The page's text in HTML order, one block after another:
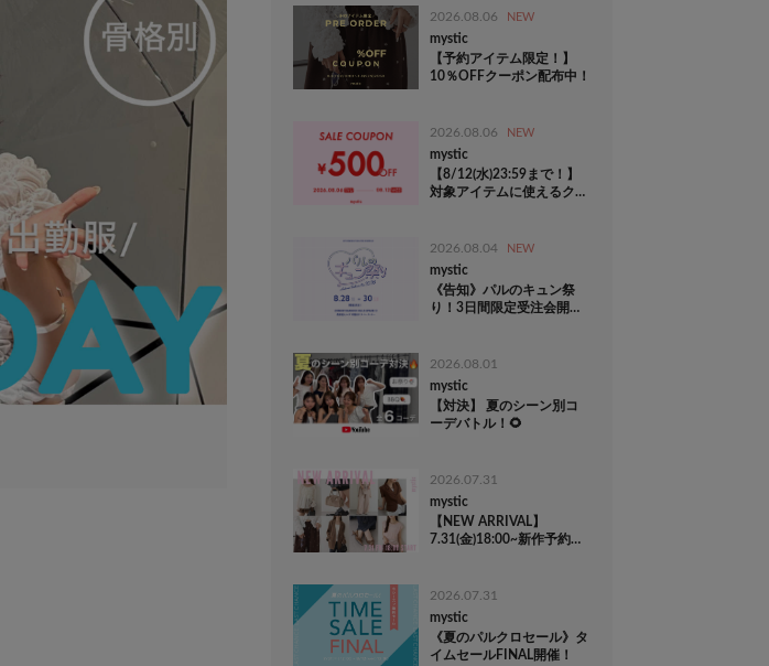
2026.08.06 NEW
mystic
【予約アイテム限定！】
10％OFFクーポン配布中！
2026.08.06 NEW
mystic
【8/12(水)23:59まで！】
対象アイテムに使えるクー
2026.08.04 NEW
mystic
《告知》パルのキュン祭
り！3日間限定受注会開
2026.08.01
mystic
【対決】 夏のシーン別コ
ーデバトル！🌻
2026.07.31
mystic
【NEW ARRIVAL】
7.31(金)18:00~新作予約ス
2026.07.31
mystic
《夏のパルクロセール》タ
イムセールFINAL開催！